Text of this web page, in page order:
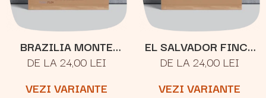
BRAZILIA MONTE
CRISTO
DE LA 24,00 LEI
VEZI VARIANTE
EL SALVADOR FINCA
JOYA
DE LA 24,00 LEI
VEZI VARIANTE